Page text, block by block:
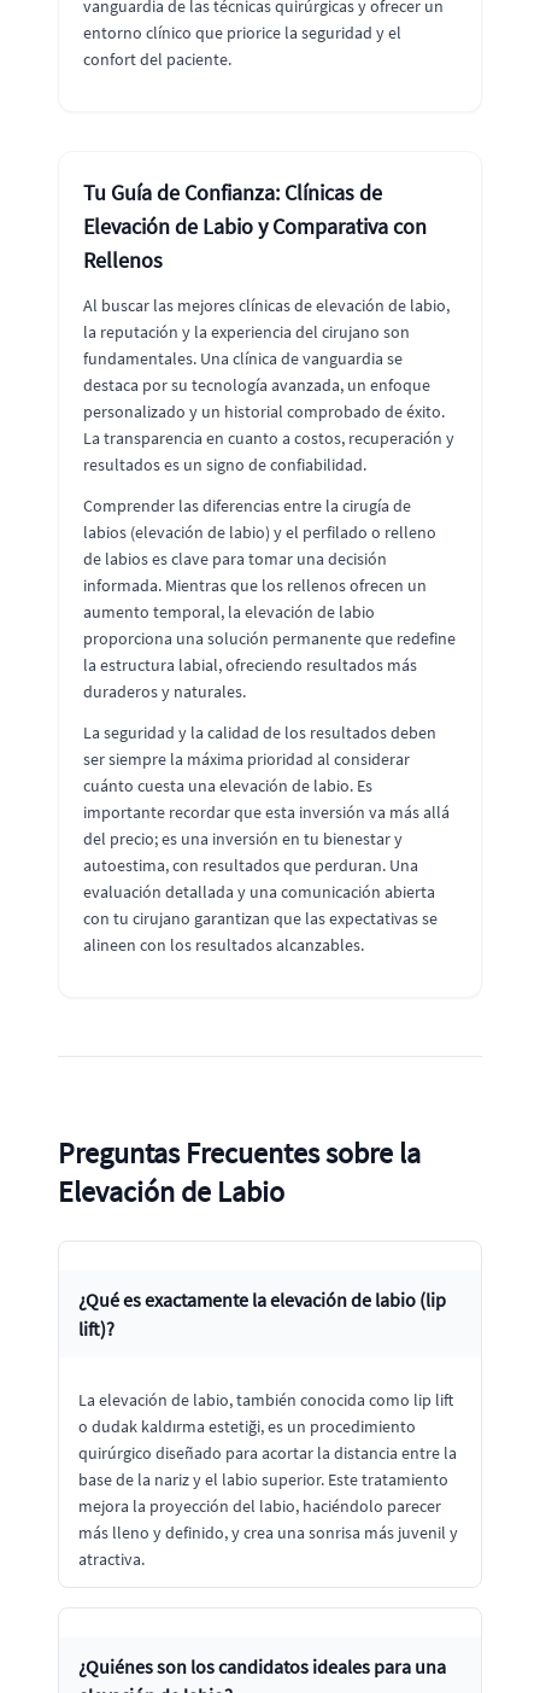
vanguardia de las técnicas quirúrgicas y ofrecer un
entorno clínico que priorice la seguridad y el
confort del paciente.
Tu Guía de Confianza: Clínicas de
Elevación de Labio y Comparativa con
Rellenos
Al buscar las mejores clínicas de elevación de labio,
la reputación y la experiencia del cirujano son
fundamentales. Una clínica de vanguardia se
destaca por su tecnología avanzada, un enfoque
personalizado y un historial comprobado de éxito.
La transparencia en cuanto a costos, recuperación y
resultados es un signo de confiabilidad.
Comprender las diferencias entre la cirugía de
labios (elevación de labio) y el perfilado o relleno
de labios es clave para tomar una decisión
informada. Mientras que los rellenos ofrecen un
aumento temporal, la elevación de labio
proporciona una solución permanente que redefine
la estructura labial, ofreciendo resultados más
duraderos y naturales.
La seguridad y la calidad de los resultados deben
ser siempre la máxima prioridad al considerar
cuánto cuesta una elevación de labio. Es
importante recordar que esta inversión va más allá
del precio; es una inversión en tu bienestar y
autoestima, con resultados que perduran. Una
evaluación detallada y una comunicación abierta
con tu cirujano garantizan que las expectativas se
alineen con los resultados alcanzables.
Preguntas Frecuentes sobre la
Elevación de Labio
¿Qué es exactamente la elevación de labio (lip
lift)?
La elevación de labio, también conocida como lip lift
o dudak kaldırma estetiği, es un procedimiento
quirúrgico diseñado para acortar la distancia entre la
base de la nariz y el labio superior. Este tratamiento
mejora la proyección del labio, haciéndolo parecer
más lleno y definido, y crea una sonrisa más juvenil y
atractiva.
¿Quiénes son los candidatos ideales para una